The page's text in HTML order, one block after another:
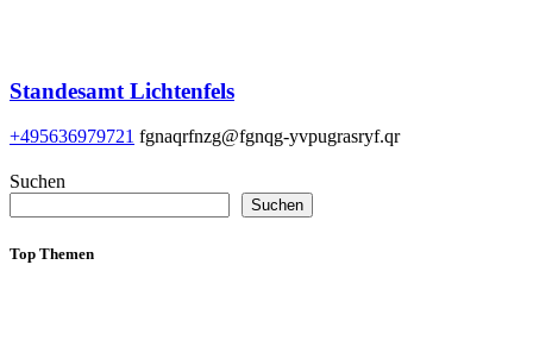
Standesamt Lichtenfels
+495636979721 fgnaqrfnzg@fgnqg-yvpugrasryf.qr
Suchen
Suchen
Top Themen